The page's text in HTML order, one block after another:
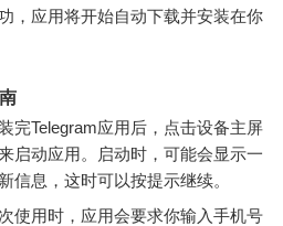
，应用将开始自动下载并安装在你
完Telegram应用后，点击设备主屏
启动应用。启动时，可能会显示一
信息，这时可以按提示继续。
次使用时，应用会要求你输入手机号